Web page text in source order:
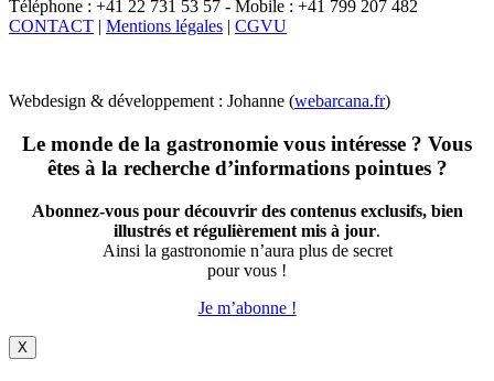
Téléphone : +41 22 731 53 57 - Mobile : +41 799 207 482
CONTACT | Mentions légales | CGVU
Webdesign & développement : Johanne (webarcana.fr)
Le monde de la gastronomie vous intéresse ? Vous
êtes à la recherche d’informations pointues ?
Abonnez-vous pour découvrir des contenus exclusifs, bien
illustrés et régulièrement mis à jour.
Ainsi la gastronomie n’aura plus de secret
pour vous !
Je m’abonne !
X